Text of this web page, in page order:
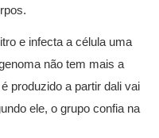
e infecta a célula uma
não tem mais a
produzido a partir dali vai
ele, o grupo confia na